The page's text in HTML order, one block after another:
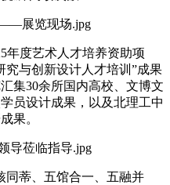
年度艺术人才培养资助项
究与创新设计人才培训”成果
集30余所国内高校、文博文
员设计成果，以及北理工中
果。
同蒂、五馆合一、五融并